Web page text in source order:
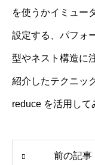
を使うかイミュー
設定する、パフォ
型やネスト構造に
紹介したテクニッ
reduce を活用して
前の記事